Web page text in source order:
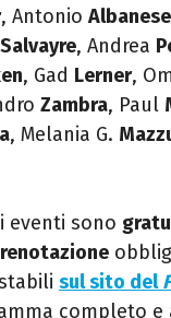
, Antonio Albanese
Salvayre, Andrea
, Gad Lerner,
Zambra, Paul
, Melania G.
eventi sono
sul sito del
completo